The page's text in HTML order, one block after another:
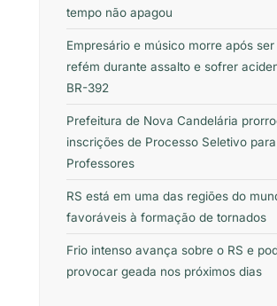
tempo não apagou
Empresário e músico morre após
refém durante assalto e sofrer
BR-392
Prefeitura de Nova Candelária
inscrições de Processo Seletivo para
Professores
RS está em uma das regiões do
favoráveis à formação de tornados
Frio intenso avança sobre o RS e
provocar geada nos próximos dias